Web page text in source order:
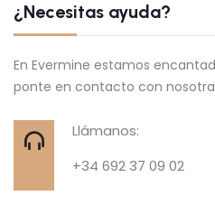
¿Necesitas ayuda?
En Evermine estamos
ponte en contacto con
Llámanos:
+34 692 37 09 02